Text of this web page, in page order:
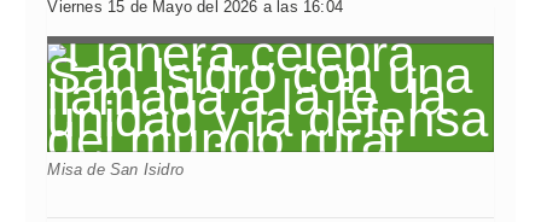
Viernes 15 de Mayo del 2026 a las 16:04
Misa de San Isidro